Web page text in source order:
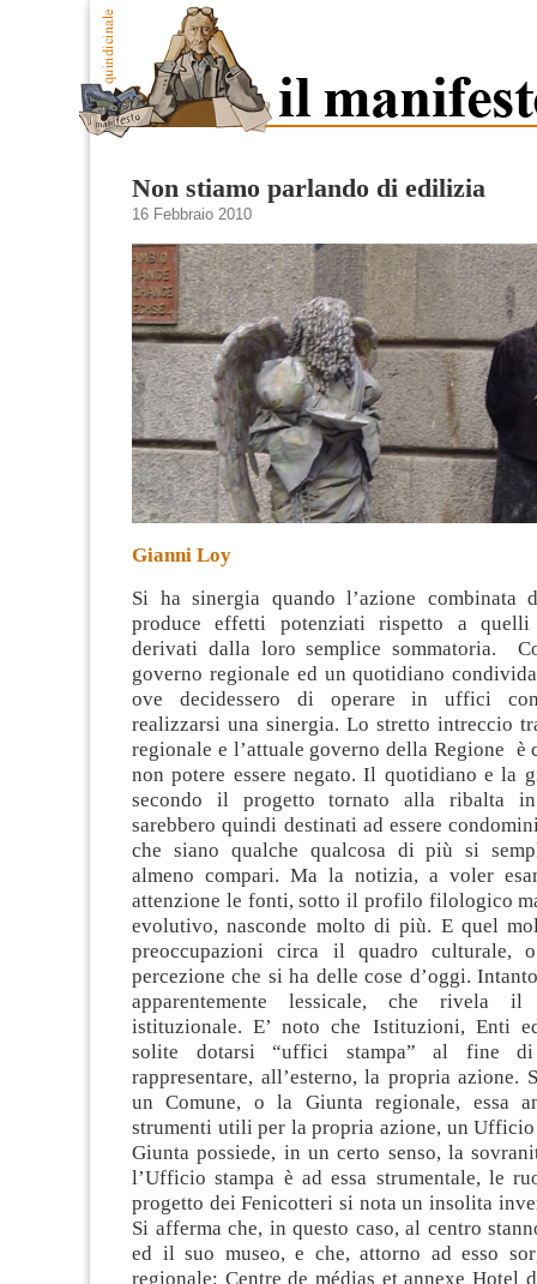
Non stiamo parlando di edilizia
16 Febbraio 2010
Gianni Loy
Si ha sinergia quando l’azione combinata
produce effetti potenziati rispetto a quelli
derivati dalla loro semplice sommatoria.
governo regionale ed un quotidiano
ove decidessero dioperare in uffici
realizzarsi una sinergia. Lo stretto intreccio
regionale e l’attuale governo della Regione è
non potere essere negato. Il quotidiano e la
secondo il progetto tornato alla ribalta
sarebbero quindi destinati ad essere
che siano qualche qualcosa di più si
almeno compari. Ma la notizia, a voler
attenzione le fonti, sotto il profilo filologico
evolutivo, nasconde molto di più. E quel
preoccupazioni circa il quadro culturale,
percezione che si ha delle cose d’oggi.
apparentemente lessicale, che rivela
istituzionale. E’ noto che Istituzioni, Enti
solite dotarsi “uffici stampa” al fine
rappresentare, all’esterno, la propria azione.
un Comune, o la Giunta regionale, essa
strumenti utili per la propria azione, un Ufficio
Giunta possiede, in un certo senso, la
l’Ufficio stampa è ad essa strumentale, le
progetto dei Fenicotteri si nota un insolita
Si afferma che, in questo caso, al centro
ed il suo museo, e che, attorno ad esso
regionale: Centre de médias et annexe Hotel